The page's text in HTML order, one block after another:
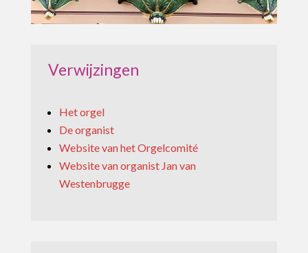
Verwijzingen
Het orgel
De organist
Website van het Orgelcomité
Website van organist Jan van
Westenbrugge